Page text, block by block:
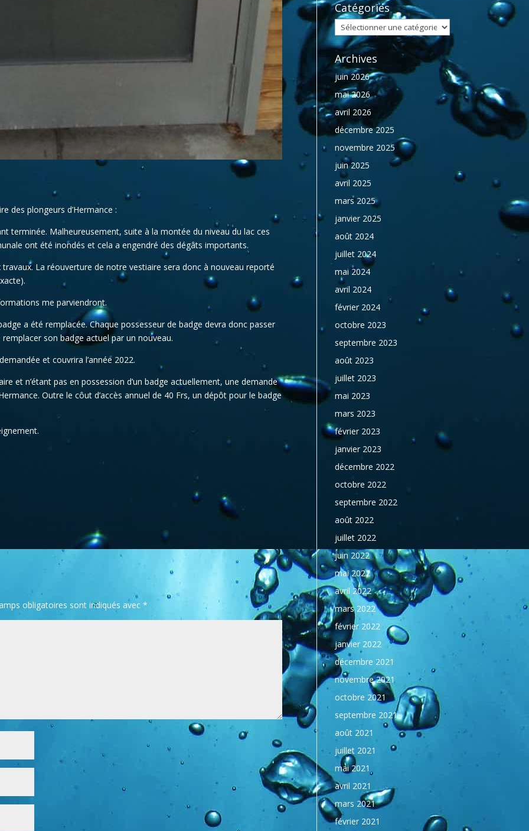
des plongeurs d’Hermance :
terminée. Malheureusement, suite à la montée du niveau du lac ces
ont été inondés et cela a engendré des dégâts importants.
La réouverture de notre vestiaire sera donc à nouveau reporté
me parviendront.
a été remplacée. Chaque possesseur de badge devra donc passer
son badge actuel par un nouveau.
et couvrira l’année 2022.
et n’étant pas en possession d’un badge actuellement, une demande
Outre le côut d’accès annuel de 40 Frs, un dépôt pour le badge
obligatoires sont indiqués avec*
Catégories
Catégories
Archives
juin 2026
mai 2026
avril 2026
décembre 2025
novembre 2025
juin 2025
avril 2025
mars 2025
janvier 2025
août 2024
juillet 2024
mai 2024
avril 2024
février 2024
octobre 2023
septembre 2023
août 2023
juillet 2023
mai 2023
mars 2023
février 2023
janvier 2023
décembre 2022
octobre 2022
septembre 2022
août 2022
juillet 2022
juin 2022
mai 2022
avril 2022
mars 2022
février 2022
janvier 2022
décembre 2021
novembre 2021
octobre 2021
septembre 2021
août 2021
juillet 2021
mai 2021
avril 2021
mars 2021
février 2021